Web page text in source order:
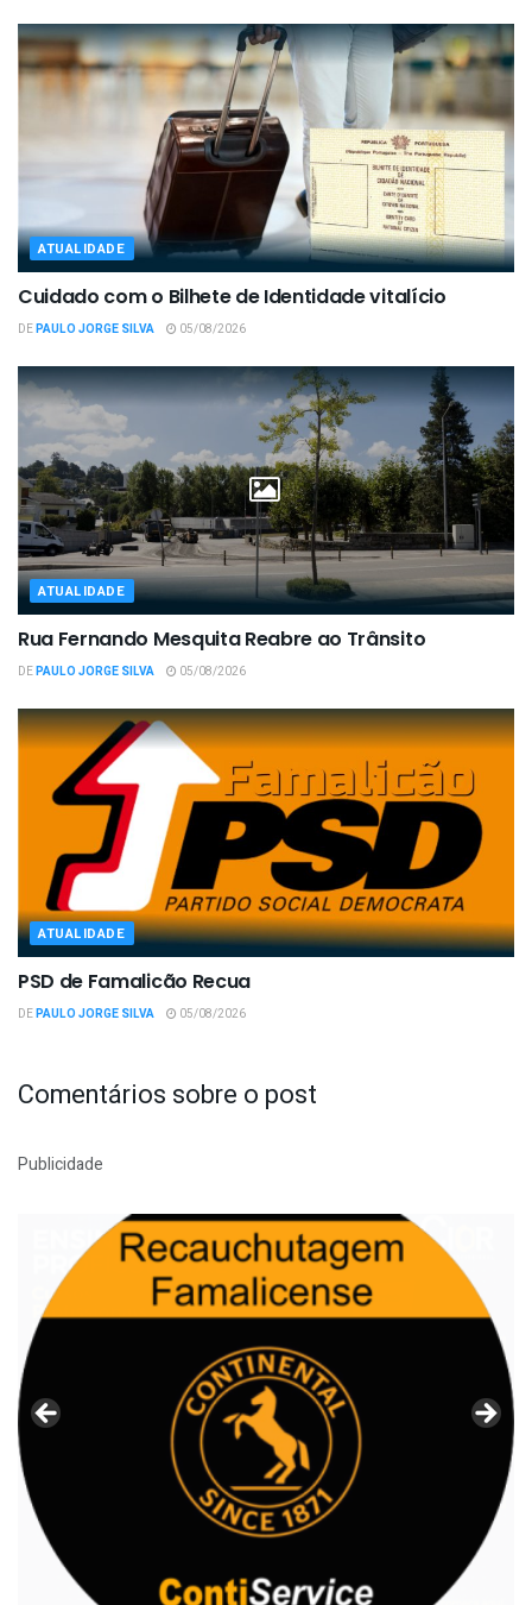
ATUALIDADE
Cuidado com o Bilhete de Identidade vitalício
DEPAULO JORGE SILVA 05/08/2026
ATUALIDADE
Rua Fernando Mesquita Reabre ao Trânsito
DEPAULO JORGE SILVA 05/08/2026
ATUALIDADE
PSD de Famalicão Recua
DEPAULO JORGE SILVA 05/08/2026
Comentários sobre o post
Publicidade